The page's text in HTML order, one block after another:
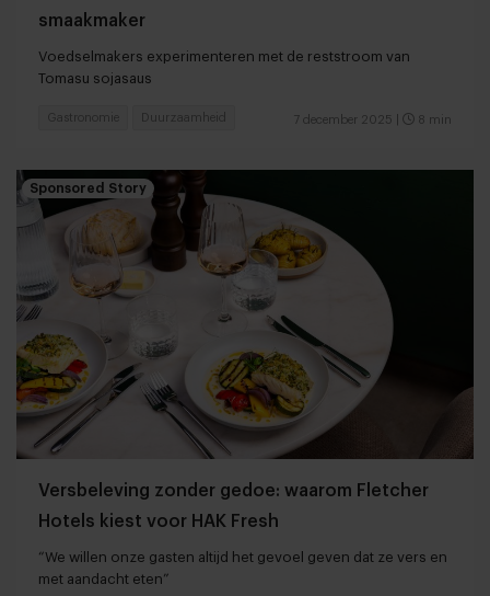
smaakmaker
Voedselmakers experimenteren met de reststroom van
Tomasu sojasaus
7 december 2025 8 min
Gastronomie Duurzaamheid
Sponsored Story
Versbeleving zonder gedoe: waarom Fletcher
Hotels kiest voor HAK Fresh
“We willen onze gasten altijd het gevoel geven dat ze vers en
met aandacht eten”